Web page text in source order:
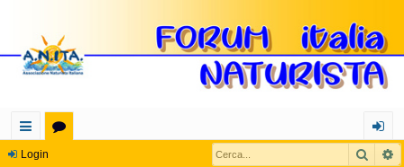
oll
og
Login Cerca